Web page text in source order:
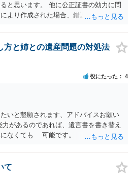
と思います。 他に公正証書の効力に問
より作成された場合、錯誤（勘違い）
場合は、１０～数十万円程度になるケ
体系は、弁護士ごとに異なりますので一
方と姉との遺産問題の対処法
役にたった 4
いと懇願されます、アドバイスお願い
があるのであれば、遺言書を書き替え
になくても 可能です。 将来遺言の効
て、公証役場へ行って公正証書遺言を
。 将来争われることが見込まれること
を進めた方がよいと思います。
て